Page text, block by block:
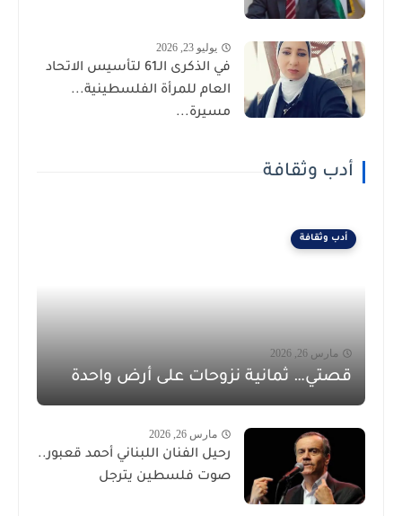
يوليو 23, 2026
في الذكرى الـ61 لتأسيس الاتحاد
العام للمرأة الفلسطينية...
مسيرة...
أدب وثقافة
أدب وثقافة
مارس 26, 2026
قصتي… ثمانية نزوحات على أرض واحدة
مارس 26, 2026
رحيل الفنان اللبناني أحمد قعبور..
صوت فلسطين يترجل